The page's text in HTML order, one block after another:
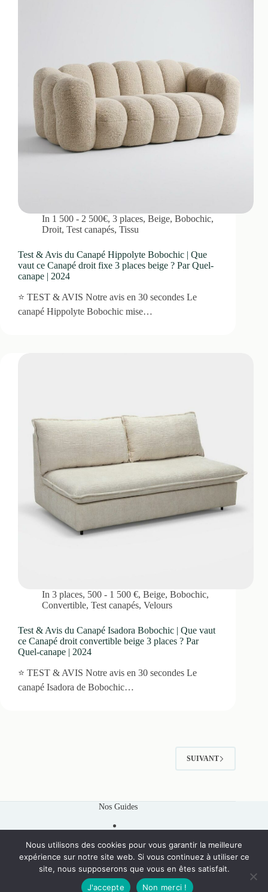
In 1 500 - 2 500€,3 places,Beige,Bobochic,
Droit, Test canapés, Tissu
Test & Avis du Canapé Hippolyte Bobochic | Que
vaut ce Canapé droit fixe 3 places beige ? Par Quel-
canape | 2024
⭐ TEST & AVIS Notre avis en 30 secondes Le
canapé Hippolyte Bobochic mise…
In 3 places, 500 - 1 500 €,Beige,Bobochic,
Convertible, Test canapés, Velours
Test & Avis du Canapé Isadora Bobochic | Que vaut
ce Canapé droit convertible beige 3 places ? Par
Quel-canape | 2024
⭐ TEST & AVIS Notre avis en 30 secondes Le
canapé Isadora de Bobochic…
SUIVANT
Nos Guides
Liens Utiles
Qui Sommes Nous
Nous utilisons des cookies pour vous garantir la meilleure
expérience sur notre site web. Si vous continuez à utiliser ce
site, nous supposerons que vous en êtes satisfait.
J'accepte
Non merci !